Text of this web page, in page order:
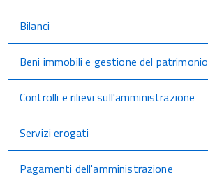
Bilanci
Beni immobili e gestione del patrimonio
Controlli e rilievi sull'amministrazione
Servizi erogati
Pagamenti dell'amministrazione